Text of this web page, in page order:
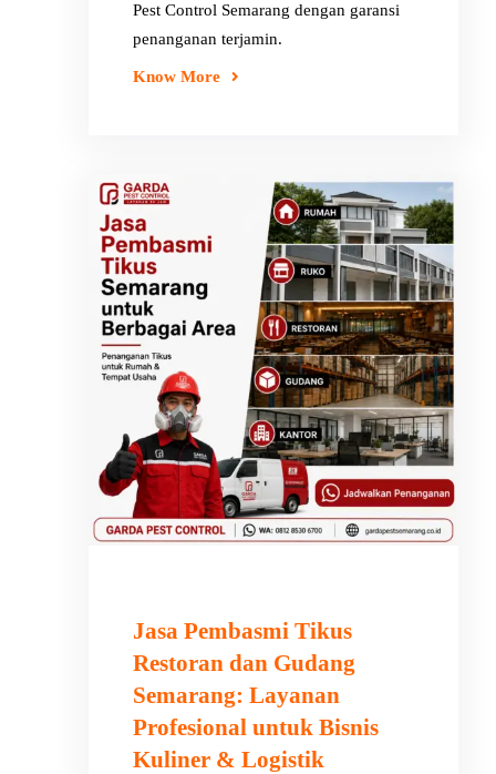
Pest Control Semarang dengan garansi
penanganan terjamin.
Know More
Jasa Pembasmi Tikus
Restoran dan Gudang
Semarang: Layanan
Profesional untuk Bisnis
Kuliner & Logistik